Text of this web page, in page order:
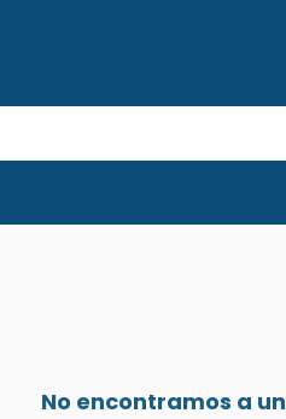
No encontramos a